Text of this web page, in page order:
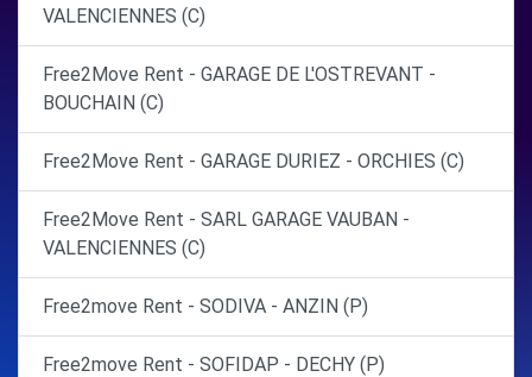
VALENCIENNES (C)
Free2Move Rent - GARAGE DE L'OSTREVANT -
BOUCHAIN (C)
Free2Move Rent - GARAGE DURIEZ - ORCHIES (C)
Free2Move Rent - SARL GARAGE VAUBAN -
VALENCIENNES (C)
Free2move Rent - SODIVA - ANZIN (P)
Free2move Rent - SOFIDAP - DECHY (P)